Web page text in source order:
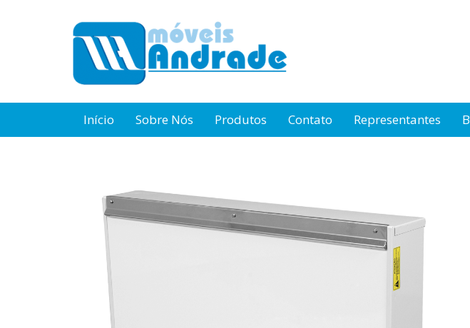
Início Sobre Nós Produtos Contato Representantes